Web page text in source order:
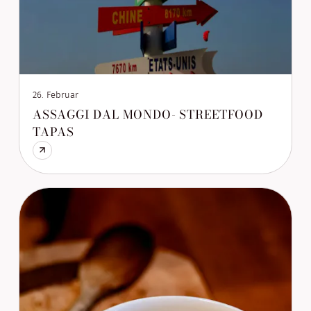
26. Februar
ASSAGGI DAL MONDO- STREETFOOD
TAPAS